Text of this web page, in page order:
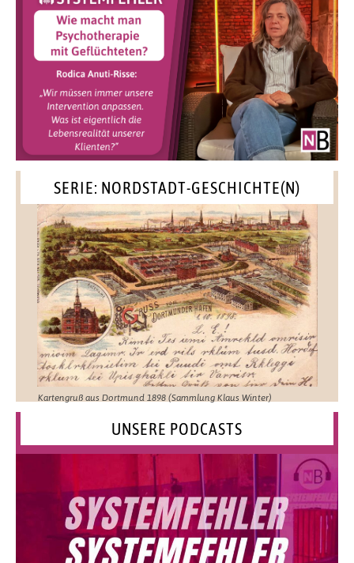
SERIE: NORDSTADT-GESCHICHTE(N)
Kartengruß aus Dortmund 1898 (Sammlung Klaus Winter)
UNSERE PODCASTS